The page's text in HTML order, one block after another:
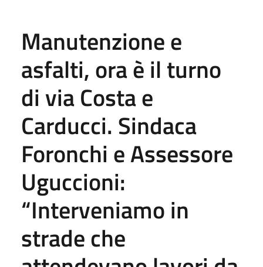
Manutenzione e
asfalti, ora è il turno
di via Costa e
Carducci. Sindaca
Foronchi e Assessore
Uguccioni:
“Interveniamo in
strade che